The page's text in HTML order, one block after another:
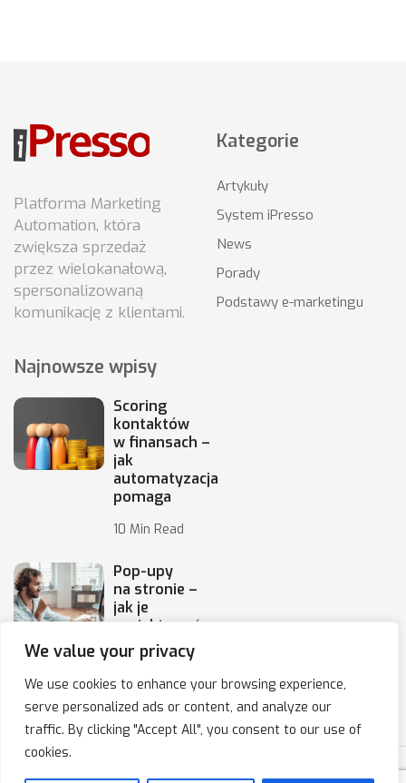
We value your privacy
We use cookies to enhance your browsing experience,
serve personalized ads or content, and analyze our
traffic. By clicking "Accept All", you consent to our use of
cookies.
Platforma Marketing
Automation, która
zwiększa sprzedaż
przez wielokanałową,
spersonalizowaną
komunikację z klientami.
Kategorie
Artykuły
System iPresso
News
Porady
Podstawy e-marketingu
Najnowsze wpisy
Scoring
kontaktów
w finansach –
jak
automatyzacja
pomaga
10 Min Read
Pop-upy
na stronie –
jak je
projektować,
by
10 Min Read
Copyright © 2020-2025 IPresso S.A. Marketing Automation